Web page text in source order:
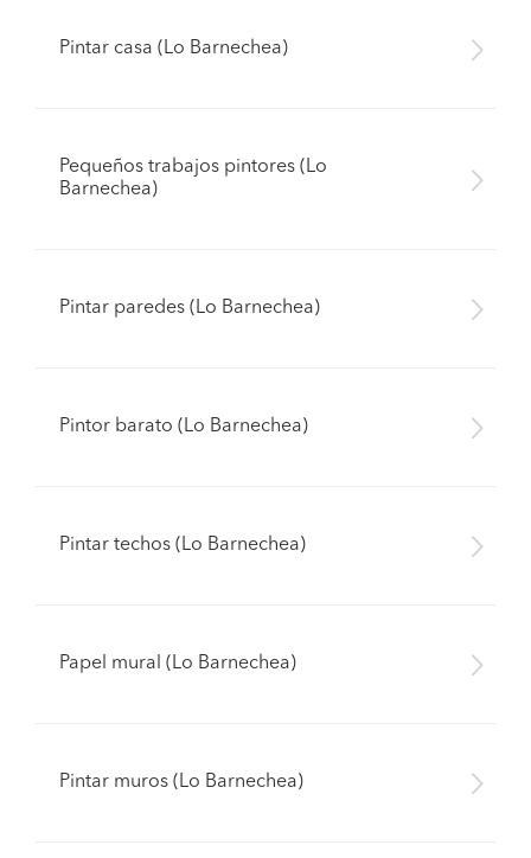
Pintar casa (Lo Barnechea)
Pequeños trabajos pintores (Lo
Barnechea)
Pintar paredes (Lo Barnechea)
Pintor barato (Lo Barnechea)
Pintar techos (Lo Barnechea)
Papel mural (Lo Barnechea)
Pintar muros (Lo Barnechea)